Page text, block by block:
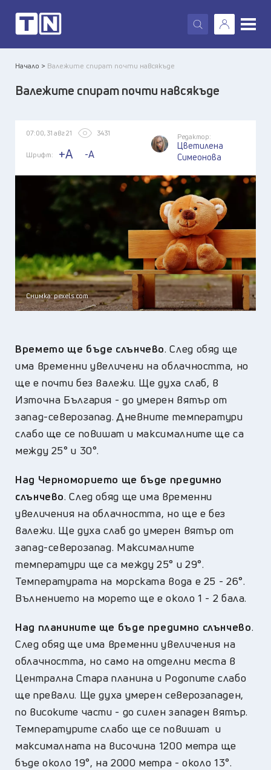
X
Начало > Валежите спират почти навсякъде
Валежите спират почти навсякъде
07:00, 31 авг 21 3431
Шрифт: +A -A
Редактор:
Цветилена
Симеонова
Снимка: pexels.com
Времето ще бъде слънчево. След обяд ще
има временни увеличени на облачността, но
ще е почти без валежи. Ще духа слаб, в
Източна България - до умерен вятър от
запад-северозапад. Дневните температури
слабо ще се повишат и максималните ще са
между 25° и 30°.
Над Черноморието ще бъде предимно
слънчево. След обяд ще има временни
увеличения на облачността, но ще е без
валежи. Ще духа слаб до умерен вятър от
запад-северозапад. Максималните
температури ще са между 25° и 29°.
Температурата на морската вода е 25 - 26°.
Вълнението на морето ще е около 1 - 2 бала.
Над планините ще бъде предимно слънчево.
След обяд ще има временни увеличения на
облачността, но само на отделни места в
Централна Стара планина и Родопите слабо
ще превали. Ще духа умерен северозападен,
по високите части - до силен западен вятър.
Температурите слабо ще се повишат и
максималната на височина 1200 метра ще
бъде около 19°, на 2000 метра - около 13°.